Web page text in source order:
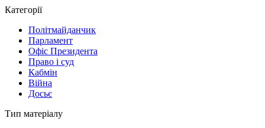
Категорії
Політмайданчик
Парламент
Офіс Президента
Право і суд
Кабмін
Війна
Досьє
Тип матеріалу